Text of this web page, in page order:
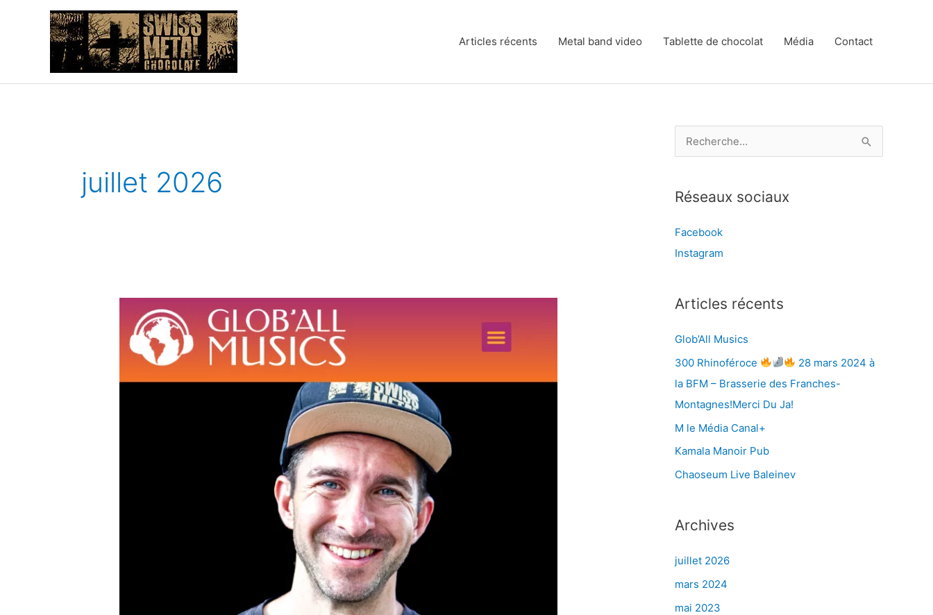
Articles récents Metal band video Tablette de chocolat Média Contact
juillet 2026
e
h
r
c
e
:
Réseaux sociaux
Facebook
Instagram
Articles récents
Glob’All Musics
300 Rhinoféroce
28 mars 2024 à
la BFM – Brasserie des Franches-
Montagnes!Merci Du Ja!
M le Média Canal+
Kamala Manoir Pub
Chaoseum Live Baleinev
Archives
juillet 2026
mars 2024
mai 2023